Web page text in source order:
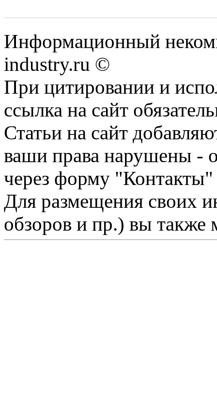
Информационный
industry.ru ©
При цитировании и
ссылка на сайт
Статьи на сайт
ваши права нарушены -
через форму "Контакты"
Для размещения своих
обзоров и пр.) вы также